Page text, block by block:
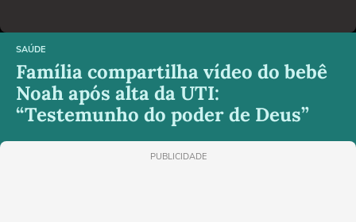
SAÚDE
Família compartilha vídeo do bebê
Noah após alta da UTI:
“Testemunho do poder de Deus”
PUBLICIDADE